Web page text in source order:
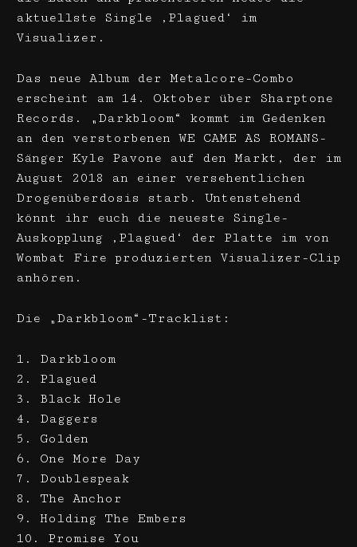
aktuellste Single ‚Plagued‘ im
Visualizer.
Das neue Album der Metalcore-Combo
erscheint am 14. Oktober über Sharptone
Records. „Darkbloom“ kommt im Gedenken
an den verstorbenen WE CAME AS ROMANS-
Sänger Kyle Pavone auf den Markt, der im
August 2018 an einer versehentlichen
Drogenüberdosis starb. Untenstehend
könnt ihr euch die neueste Single-
Auskopplung ‚Plagued‘ der Platte im von
Wombat Fire produzierten Visualizer-Clip
anhören.
Die „Darkbloom“-Tracklist:
1. Darkbloom
2. Plagued
3. Black Hole
4. Daggers
5. Golden
6. One More Day
7. Doublespeak
8. The Anchor
9. Holding The Embers
10. Promise You